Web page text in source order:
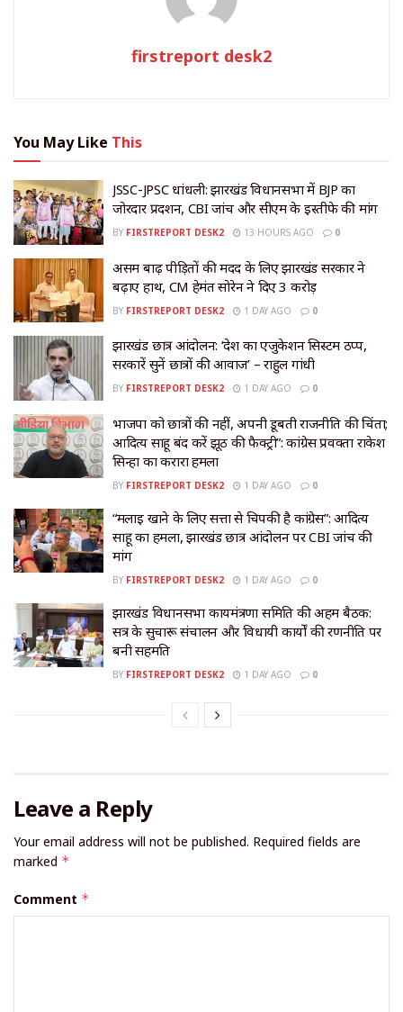
firstreport desk2
You May Like This
JSSC-JPSC धांधली: झारखंड विधानसभा में BJP का
जोरदार प्रदर्शन, CBI जांच और सीएम के इस्तीफे की मांग
BY FIRSTREPORT DESK2 13 HOURS AGO 0
असम बाढ़ पीड़ितों की मदद के लिए झारखंड सरकार ने
बढ़ाए हाथ, CM हेमंत सोरेन ने दिए ₹3 करोड़
BY FIRSTREPORT DESK2 1 DAY AGO 0
झारखंड छात्र आंदोलन: ‘देश का एजुकेशन सिस्टम ठप्प,
सरकारें सुनें छात्रों की आवाज’ – राहुल गांधी
BY FIRSTREPORT DESK2 1 DAY AGO 0
भाजपा को छात्रों की नहीं, अपनी डूबती राजनीति की चिंता;
आदित्य साहू बंद करें झूठ की फैक्ट्री”: कांग्रेस प्रवक्ता राकेश
सिन्हा का करारा हमला
BY FIRSTREPORT DESK2 1 DAY AGO 0
“मलाई खाने के लिए सत्ता से चिपकी है कांग्रेस”: आदित्य
साहू का हमला, झारखंड छात्र आंदोलन पर CBI जांच की
मांग
BY FIRSTREPORT DESK2 1 DAY AGO 0
झारखंड विधानसभा कार्यमंत्रणा समिति की अहम बैठक:
सत्र के सुचारू संचालन और विधायी कार्यों की रणनीति पर
बनी सहमति
BY FIRSTREPORT DESK2 1 DAY AGO 0
Leave a Reply
Your email address will not be published. Required fields are
marked *
Comment *